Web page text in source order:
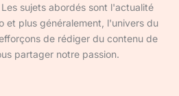
sujets abordés sont l'actualité
et plus généralement, l'univers du
de rédiger du contenu de
partager notre passion.